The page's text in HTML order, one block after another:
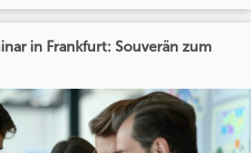
in Frankfurt: Souverän zum